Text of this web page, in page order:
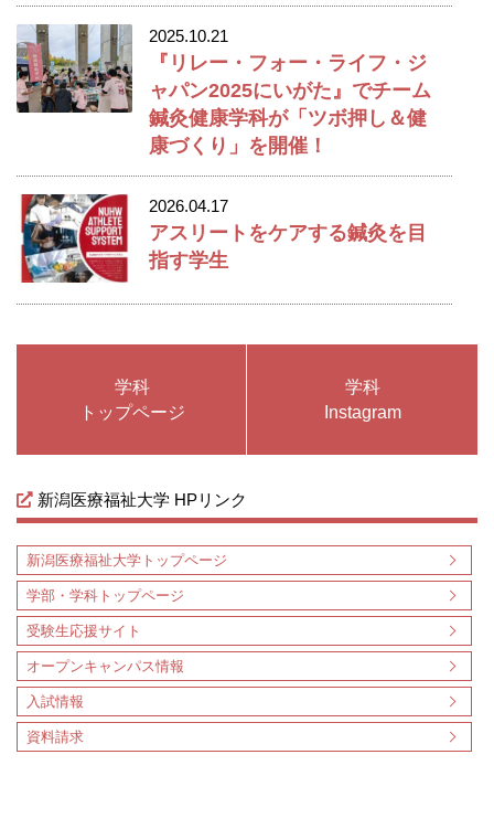
2025.10.21
『リレー・フォー・ライフ・ジ
ャパン2025にいがた』でチーム
鍼灸健康学科が「ツボ押し＆健
康づくり」を開催！
2026.04.17
アスリートをケアする鍼灸を目
指す学生
学科
トップページ
学科
Instagram
新潟医療福祉大学 HPリンク
新潟医療福祉大学トップページ
学部・学科トップページ
受験生応援サイト
オープンキャンパス情報
入試情報
資料請求